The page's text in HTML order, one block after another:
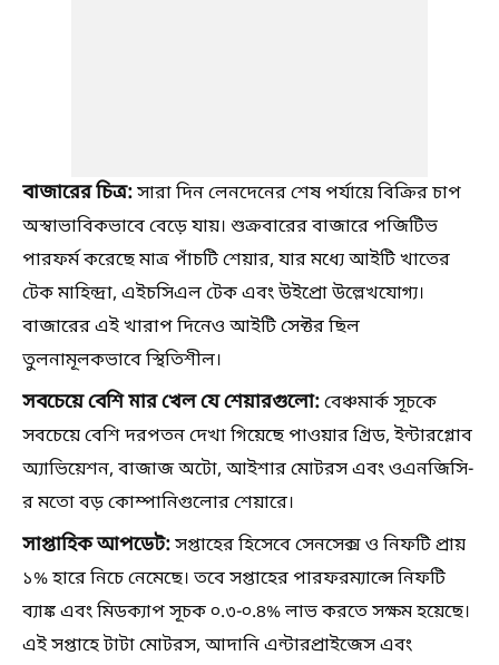
বাজারের চিত্র:সারা দিন লেনদেনের শেষ পর্যায়ে বিক্রির চাপ
অস্বাভাবিকভাবে বেড়ে যায়। শুক্রবারের বাজারে পজিটিভ
পারফর্ম করেছে মাত্র পাঁচটি শেয়ার, যার মধ্যে আইটি খাতের
টেক মাহিন্দ্রা, এইচসিএল টেক এবং উইপ্রো উল্লেখযোগ্য।
বাজারের এই খারাপ দিনেও আইটি সেক্টর ছিল
তুলনামূলকভাবে স্থিতিশীল।
সবচেয়ে বেশি মার খেল যে শেয়ারগুলো:বেঞ্চমার্ক সূচকে
সবচেয়ে বেশি দরপতন দেখা গিয়েছে পাওয়ার গ্রিড, ইন্টারগ্লোব
অ্যাভিয়েশন, বাজাজ অটো, আইশার মোটরস এবং ওএনজিসি-
র মতো বড় কোম্পানিগুলোর শেয়ারে।
সাপ্তাহিক আপডেট:সপ্তাহের হিসেবে সেনসেক্স ও নিফটি প্রায়
১% হারে নিচে নেমেছে। তবে সপ্তাহের পারফরম্যান্সে নিফটি
ব্যাঙ্ক এবং মিডক্যাপ সূচক ০.৩-০.৪% লাভ করতে সক্ষম হয়েছে।
এই সপ্তাহে টাটা মোটরস, আদানি এন্টারপ্রাইজেস এবং